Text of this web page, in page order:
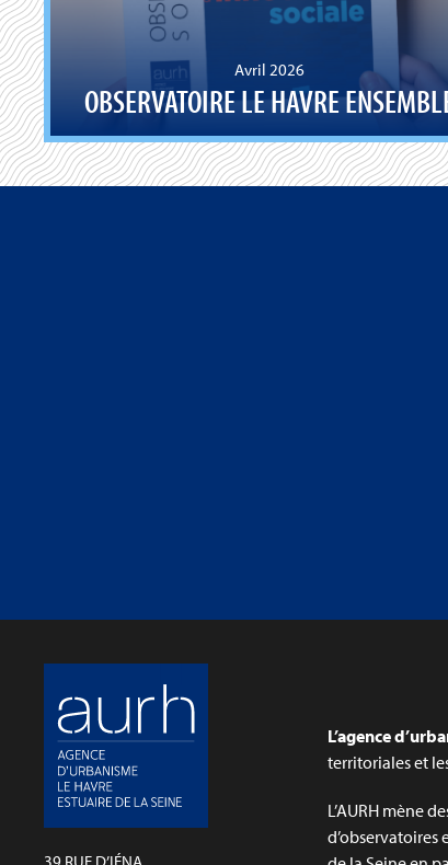
Avril 2026
OBSERVATOIRE LE HAVRE
L’agence
territoriales et
L’AURH mène
d’observatoires